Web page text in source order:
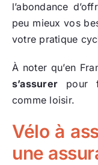
l’abondance
peu mieux vos
votre pratique
À noter qu’en
s’assurer pour
comme loisir.
Vélo à
une